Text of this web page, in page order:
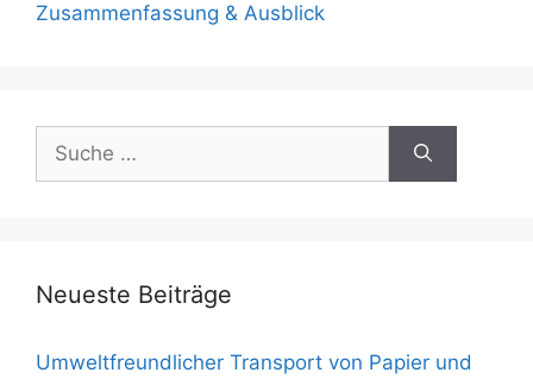
Zusammenfassung & Ausblick
Suche
nach:
Neueste Beiträge
Umweltfreundlicher Transport von Papier und